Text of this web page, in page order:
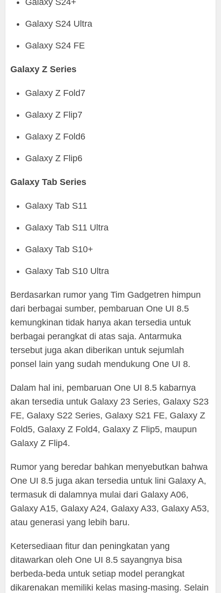
Galaxy S24+
Galaxy S24 Ultra
Galaxy S24 FE
Galaxy Z Series
Galaxy Z Fold7
Galaxy Z Flip7
Galaxy Z Fold6
Galaxy Z Flip6
Galaxy Tab Series
Galaxy Tab S11
Galaxy Tab S11 Ultra
Galaxy Tab S10+
Galaxy Tab S10 Ultra
Berdasarkan rumor yang Tim Gadgetren himpun
dari berbagai sumber, pembaruan One UI 8.5
kemungkinan tidak hanya akan tersedia untuk
berbagai perangkat di atas saja. Antarmuka
tersebut juga akan diberikan untuk sejumlah
ponsel lain yang sudah mendukung One UI 8.
Dalam hal ini, pembaruan One UI 8.5 kabarnya
akan tersedia untuk Galaxy 23 Series, Galaxy S23
FE, Galaxy S22 Series, Galaxy S21 FE, Galaxy Z
Fold5, Galaxy Z Fold4, Galaxy Z Flip5, maupun
Galaxy Z Flip4.
Rumor yang beredar bahkan menyebutkan bahwa
One UI 8.5 juga akan tersedia untuk lini Galaxy A,
termasuk di dalamnya mulai dari Galaxy A06,
Galaxy A15, Galaxy A24, Galaxy A33, Galaxy A53,
atau generasi yang lebih baru.
Ketersediaan fitur dan peningkatan yang
ditawarkan oleh One UI 8.5 sayangnya bisa
berbeda-beda untuk setiap model perangkat
dikarenakan memiliki kelas masing-masing. Selain